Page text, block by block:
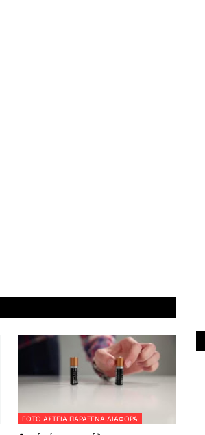
FOTO ΑΣΤΕΙΑ ΠΑΡΑΞΕΝΑ ΔΙΑΦΟΡΑ